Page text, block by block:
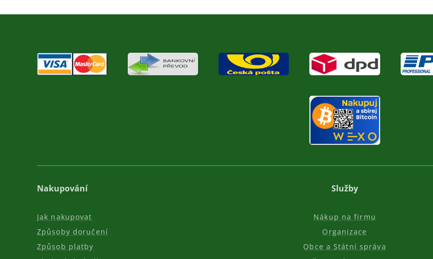
Nakupování
Jak nakupovat
Způsoby doručení
Způsob platby
Služby
Nákup na firmu
Organizace
Obce a Státní správa